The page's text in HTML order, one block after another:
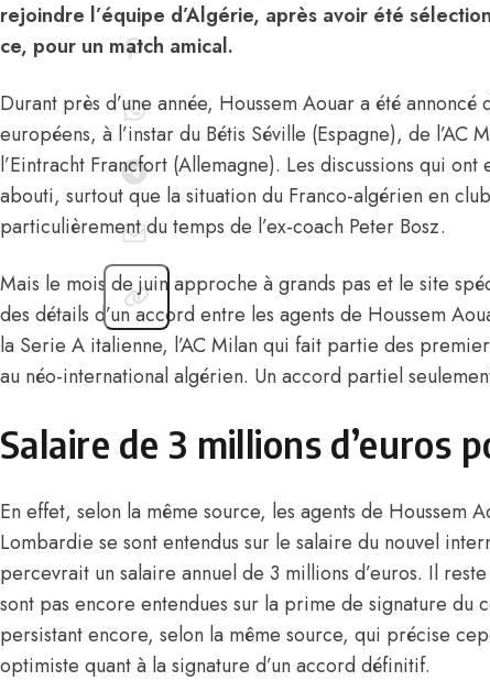
rejoindre l’équipe d’Algérie, après avoir été
ce, pour un match amical.
Durant près d’une année, Houssem Aouar a été annoncé
européens, à l’instar du Bétis Séville (Espagne), de l’AC
l’Eintracht Francfort (Allemagne). Les discussions qui ont
abouti, surtout que la situation du Franco-algérien en
particulièrement du temps de l’ex-coach Peter Bosz.
Mais le mois de juin approche à grands pas et le site
des détails d’un accord entre les agents de Houssem
la Serie A italienne, l’AC Milan qui fait partie des
au néo-international algérien. Un accord partiel
Salaire de 3 millions d’euros
En effet, selon la même source, les agents de Houssem
Lombardie se sont entendus sur le salaire du nouvel
percevrait un salaire annuel de 3 millions d’euros. Il
sont pas encore entendues sur la prime de signature du
persistant encore, selon la même source, qui précise
optimiste quant à la signature d’un accord définitif.